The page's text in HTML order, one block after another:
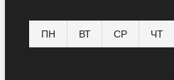
ПН ВТ СР ЧТ